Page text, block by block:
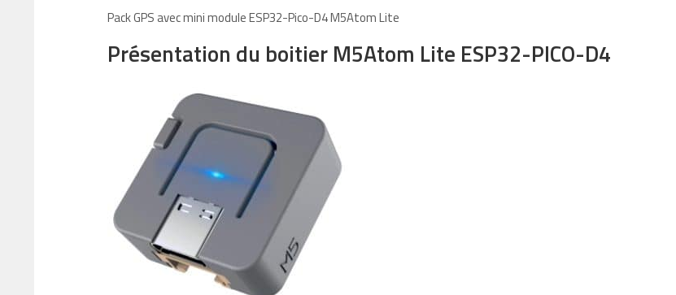
Pack GPS avec mini module ESP32-Pico-D4 M5Atom Lite
Présentation du boitier M5Atom Lite ESP32-PICO-D4